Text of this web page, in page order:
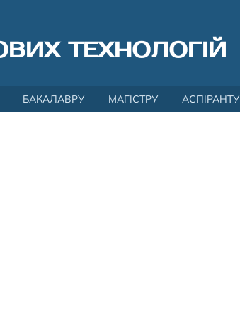
ТЕХНОЛОГІЙ
БАКАЛАВРУ МАГІСТРУ АСПІРАНТУ